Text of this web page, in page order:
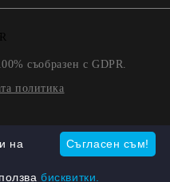
съобразен с GDPR.
политика
Съгласен съм!
на
бисквитки.